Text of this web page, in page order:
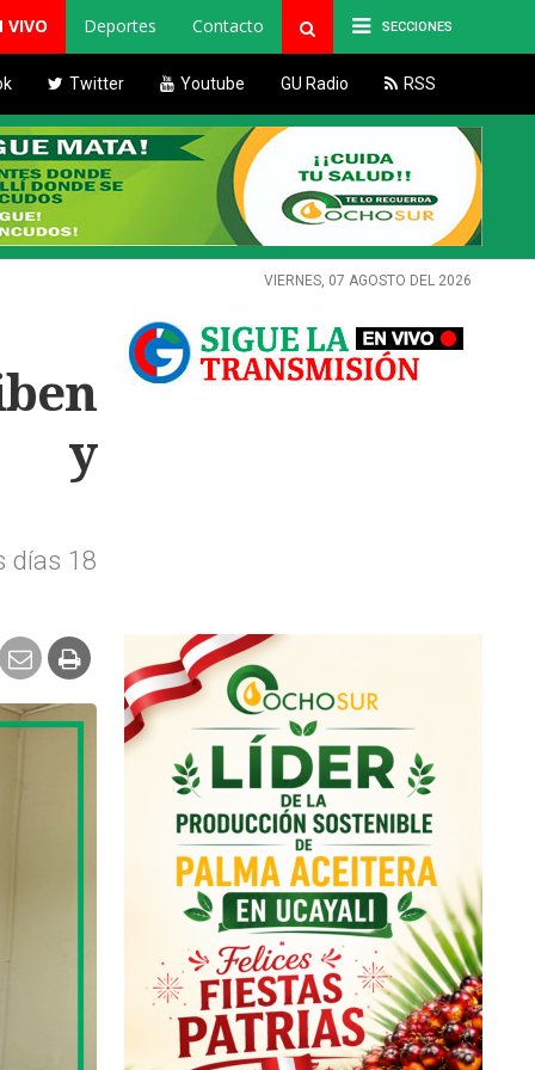
SECCIONES
VIVO Deportes Contacto
Twitter Youtube GU Radio RSS
VIERNES, 07 AGOSTO DEL 2026
y
días 18